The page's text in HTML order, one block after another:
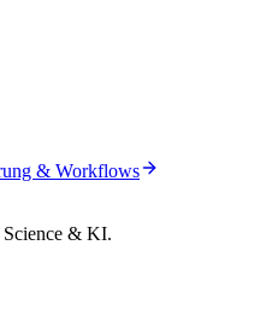
& Workflows
Science & KI.